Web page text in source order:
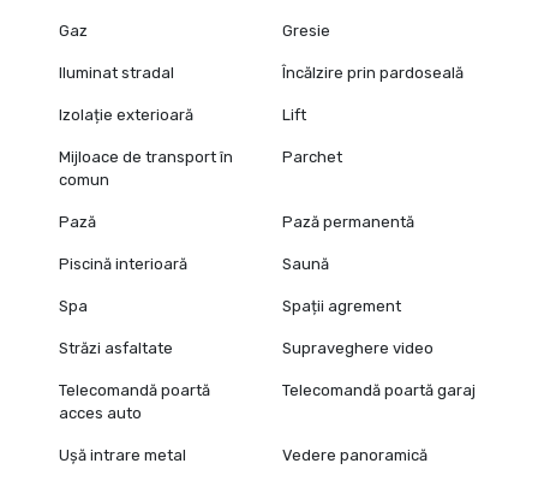
Gaz Gresie
Iluminat stradal Încălzire prin pardoseală
Izolație exterioară Lift
Mijloace de transport în
comun
Parchet
Pază Pază permanentă
Piscină interioară Saună
Spa Spații agrement
Străzi asfaltate Supraveghere video
Telecomandă poartă
acces auto
Telecomandă poartă garaj
Ușă intrare metal Vedere panoramică